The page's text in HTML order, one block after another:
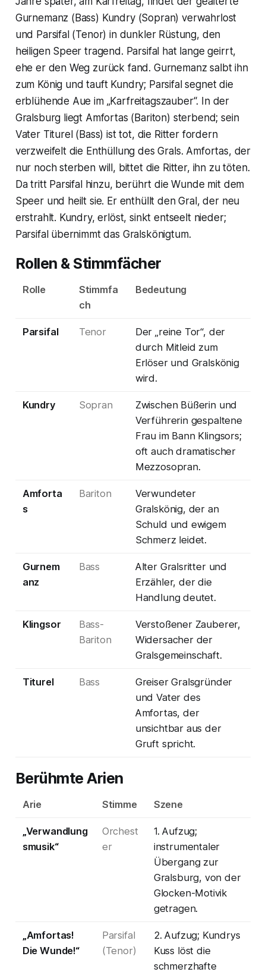
Gurnemanz (Bass) Kundry (Sopran) verwahrlost
und Parsifal (Tenor) in dunkler Rüstung, den
heiligen Speer tragend. Parsifal hat lange geirrt,
ehe er den Weg zurück fand. Gurnemanz salbt ihn
zum König und tauft Kundry; Parsifal segnet die
erblühende Aue im „Karfreitagszauber“. In der
Gralsburg liegt Amfortas (Bariton) sterbend; sein
Vater Titurel (Bass) ist tot, die Ritter fordern
verzweifelt die Enthüllung des Grals. Amfortas, der
nur noch sterben will, bittet die Ritter, ihn zu töten.
Da tritt Parsifal hinzu, berührt die Wunde mit dem
Speer und heilt sie. Er enthüllt den Gral, der neu
erstrahlt. Kundry, erlöst, sinkt entseelt nieder;
Parsifal übernimmt das Gralskönigtum.
Rollen & Stimmfächer
Rolle
Stimmfa
ch
Bedeutung
Parsifal Tenor
Der „reine Tor“, der
durch Mitleid zum
Erlöser und Gralskönig
wird.
Kundry Sopran
Zwischen Büßerin und
Verführerin gespaltene
Frau im Bann Klingsors;
oft auch dramatischer
Mezzosopran.
Amforta
s
Bariton
Verwundeter
Gralskönig, der an
Schuld und ewigem
Schmerz leidet.
Gurnem
anz
Bass
Alter Gralsritter und
Erzähler, der die
Handlung deutet.
Klingsor
Bass-
Bariton
Verstoßener Zauberer,
Widersacher der
Gralsgemeinschaft.
Titurel Bass
Greiser Gralsgründer
und Vater des
Amfortas, der
unsichtbar aus der
Gruft spricht.
Berühmte Arien
Arie Stimme Szene
„Verwandlung
smusik“
Orchest
er
1. Aufzug;
instrumentaler
Übergang zur
Gralsburg, von der
Glocken-Motivik
getragen.
„Amfortas!
Die Wunde!“
Parsifal
(Tenor)
2. Aufzug; Kundrys
Kuss löst die
schmerzhafte